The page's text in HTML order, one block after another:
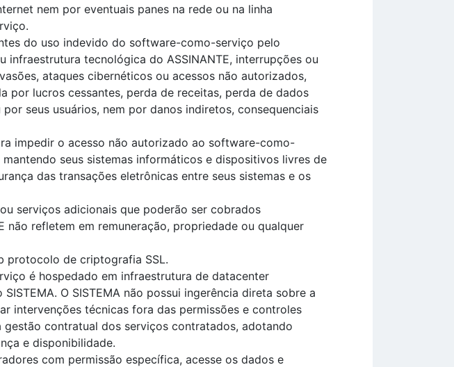
nem por eventuais panes na rede ou na linha
do uso indevido do software-como-serviço pelo
infraestrutura tecnológica do ASSINANTE, interrupções ou
ataques cibernéticos ou acessos não autorizados,
lucros cessantes, perda de receitas, perda de dados
seus usuários, nem por danos indiretos, consequenciais
impedir o acesso não autorizado ao software-como-
seus sistemas informáticos e dispositivos livres de
das transações eletrônicas entre seus sistemas e os
serviços adicionais que poderão ser cobrados
não refletem em remuneração, propriedade ou qualquer
protocolo de criptografia SSL.
é hospedado em infraestrutura de datacenter
O SISTEMA não possui ingerência direta sobre a
intervenções técnicas fora das permissões e controles
contratual dos serviços contratados, adotando
e disponibilidade.
com permissão específica, acesse os dados e